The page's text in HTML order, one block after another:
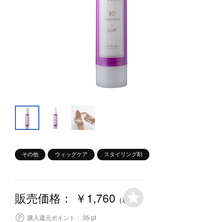
その他 ウィッグケア スタイリング剤
販売価格： ￥1,760 （税込）
購入還元ポイント： 35 pt